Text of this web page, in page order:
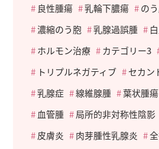
良性腫瘍
乳輪下膿瘍 の
濃縮のう胞
乳腺過誤腫
ホルモン治療
カテゴリー3
トリプルネガティブ
セカン
乳腺症
線維腺腫 葉状腫瘍
血管腫
局所的非対称性陰影
皮膚炎
肉芽腫性乳腺炎